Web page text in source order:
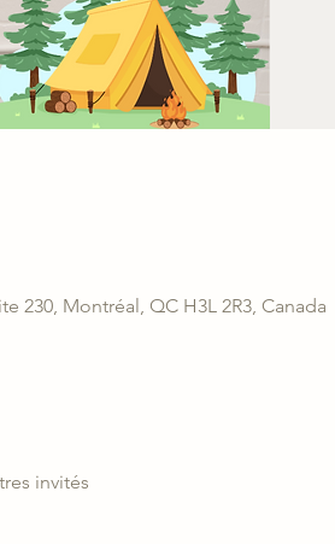
230, Montréal, QC H3L 2R3, Canada
invités